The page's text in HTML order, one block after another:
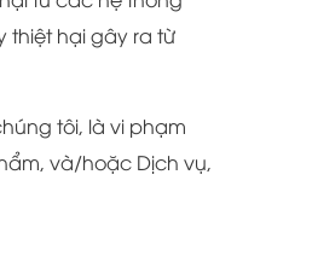
thiệt hại gây ra từ
tôi, là vi phạm
và/hoặc Dịch vụ,